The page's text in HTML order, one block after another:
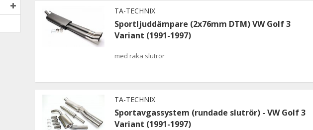
TA-TECHNIX
Sportljuddämpare (2x76mm DTM) VW Golf 3
Variant (1991-1997)
med raka slutrör
TA-TECHNIX
Sportavgassystem (rundade slutrör) - VW Golf 3
Variant (1991-1997)